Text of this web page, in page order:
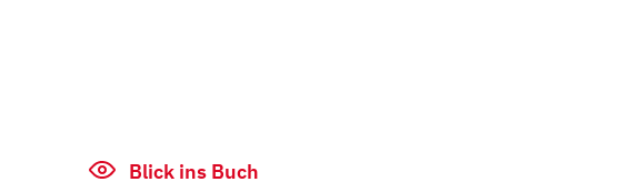
Blick ins Buch